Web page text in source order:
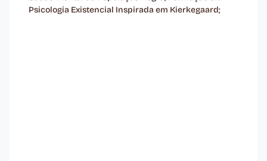
Psicologia Existencial Inspirada em Kierkegaard;